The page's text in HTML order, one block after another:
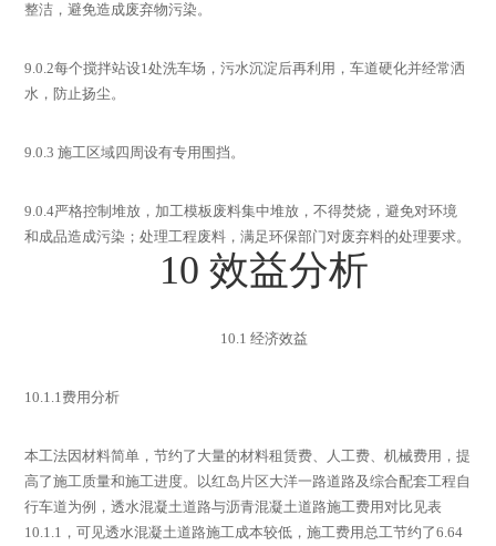
整洁，避免造成废弃物污染。
9.0.2每个搅拌站设1处洗车场，污水沉淀后再利用，车道硬化并经常洒
水，防止扬尘。
9.0.3施工区域四周设有专用围挡。
9.0.4严格控制堆放，加工模板废料集中堆放，不得焚烧，避免对环境
和成品造成污染；处理工程废料，满足环保部门对废弃料的处理要求。
10 效益分析
10.1 经济效益
10.1.1费用分析
本工法因材料简单，节约了大量的材料租赁费、人工费、机械费用，提
高了施工质量和施工进度。以红岛片区大洋一路道路及综合配套工程自
行车道为例，透水混凝土道路与沥青混凝土道路施工费用对比见表
10.1.1 ，可见透水混凝土道路施工成本较低，施工费用总工节约了6.64